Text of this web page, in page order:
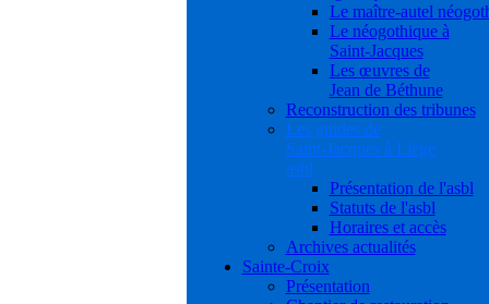
Le maître-autel
Le néogothique à
Saint-Jacques
Les œuvres de
Jean de Béthune
Reconstruction des tribunes
Les guides de
Saint-Jacques à Liège
asbl
Présentation de l'asbl
Statuts de l'asbl
Horaires et accès
Archives actualités
Sainte-Croix
Présentation